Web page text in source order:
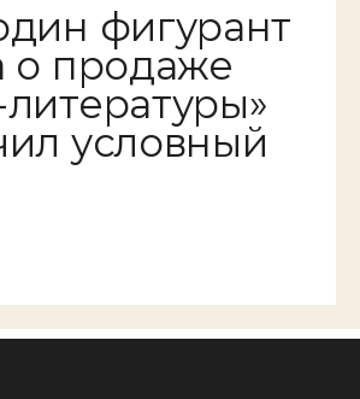
фигурант
о продаже
условный